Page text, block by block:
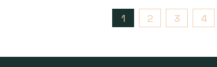
1 2 3 4